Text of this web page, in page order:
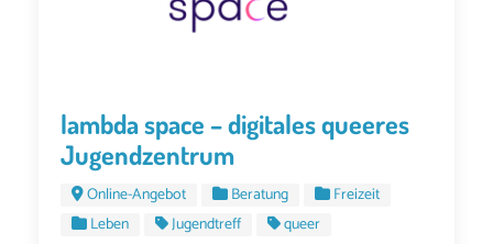
lambda space – digitales queeres
Jugendzentrum
Online-Angebot Beratung
Freizeit
Leben
Jugendtreff queer